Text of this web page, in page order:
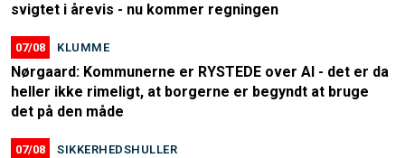
svigtet i årevis - nu kommer regningen
07/08 KLUMME
Nørgaard: Kommunerne er RYSTEDE over AI - det er da
heller ikke rimeligt, at borgerne er begyndt at bruge
det på den måde
07/08 SIKKERHEDSHULLER